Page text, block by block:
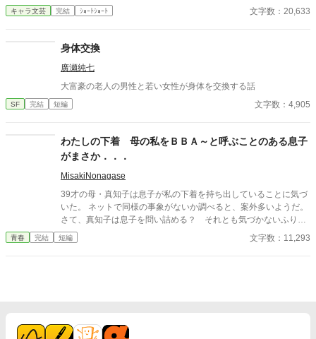
です。 恋愛要素などは一切ありません。 密着病院24時！的な感
じです。 人物像などは表記していない為、読者様のご想像にお任
ください。 歯科以外の医療知識はそこまで詳しくないのですみま
せんがご了承ください。
キャラ文芸 完結 ｼｮｰﾄｼｮｰﾄ 文字数：20,633
身体交換
廣瀬純七
大富豪の老人の男性と若い女性が身体を交換する話
SF 完結 短編 文字数：4,905
わたしの下着 母の私をＢＢＡ～と呼ぶことのある息子
がまさか．．．
MisakiNonagase
39才の母・真知子は息子が私の下着を持ち出していることに気づ
いた。 ネットで同様の事象がないか調べると、案外多いようだ。
さて、真知子は息子を問い詰める？ それとも気づかないふりを
青春 完結 短編 文字数：11,293